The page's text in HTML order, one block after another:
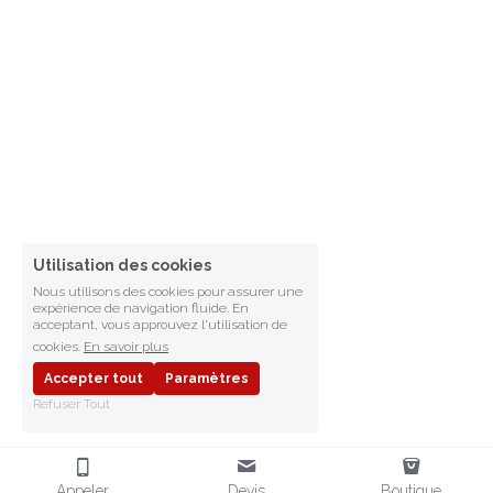
Utilisation des cookies
Nous utilisons des cookies pour assurer une
expérience de navigation fluide. En
acceptant, vous approuvez l'utilisation de
cookies. En savoir plus
Accepter tout
Paramètres
Refuser Tout